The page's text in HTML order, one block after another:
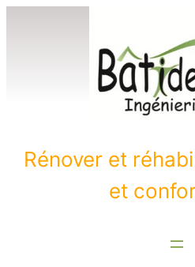
Rénover et
et